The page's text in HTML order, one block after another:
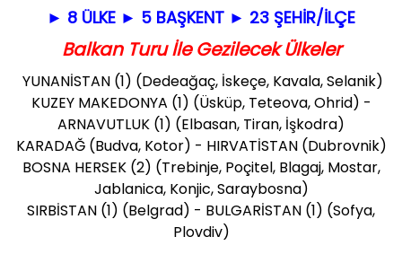
► 8 ÜLKE ► 5 BAŞKENT ► 23 ŞEHİR/İLÇE
Balkan Turu İle Gezilecek Ülkeler
YUNANİSTAN (1) (Dedeağaç, İskeçe, Kavala, Selanik)
KUZEY MAKEDONYA (1) (Üsküp, Teteova, Ohrid) -
ARNAVUTLUK (1) (Elbasan, Tiran, İşkodra)
KARADAĞ (Budva, Kotor) - HIRVATİSTAN (Dubrovnik)
BOSNA HERSEK (2) (Trebinje, Poçitel, Blagaj, Mostar,
Jablanica, Konjic, Saraybosna)
SIRBİSTAN (1) (Belgrad) - BULGARİSTAN (1) (Sofya,
Plovdiv)